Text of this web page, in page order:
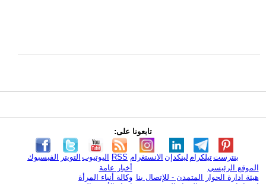
تابعونا على:
الفيسبوك التويتر اليوتيوب RSS الانستغرام لينكدإن تيلكرامبنترست
الموقع الرئيسي
هيئة ادارة الحوار المتمدن - للإتصال بنا
أخبار عامة
وكالة أنباء المرأة